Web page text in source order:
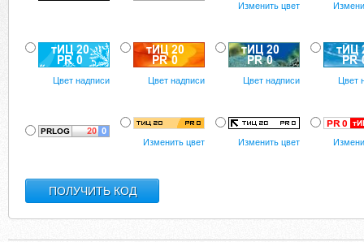
Изменить цвет
Цвет надписи Цвет надписи Цвет надписи Цвет
Изменить цвет Изменить цвет